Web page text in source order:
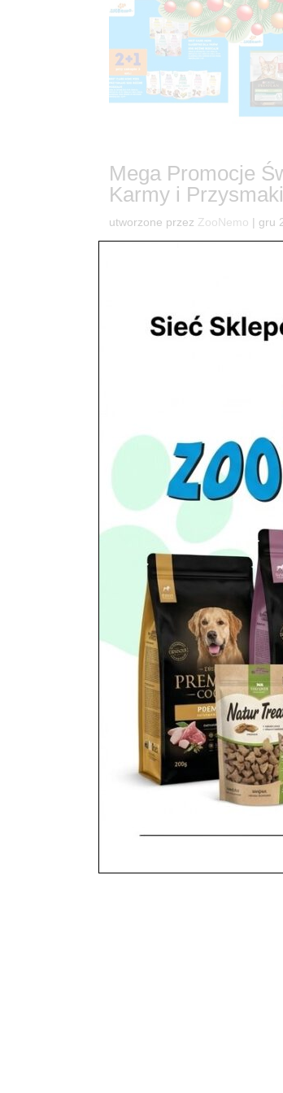
Mega Promocje
Karmy i
utworzone przez ZooNemo | gru